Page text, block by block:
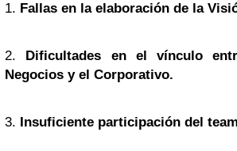
1. Fallas en la elaboración de la
2. Dificultades en el vínculo
Negocios y el Corporativo.
3. Insuficiente participación del